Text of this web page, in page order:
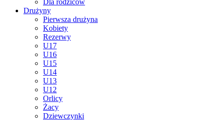
Dla rodziców
Drużyny
Pierwsza drużyna
Kobiety
Rezerwy
U17
U16
U15
U14
U13
U12
Orlicy
Żacy
Dziewczynki